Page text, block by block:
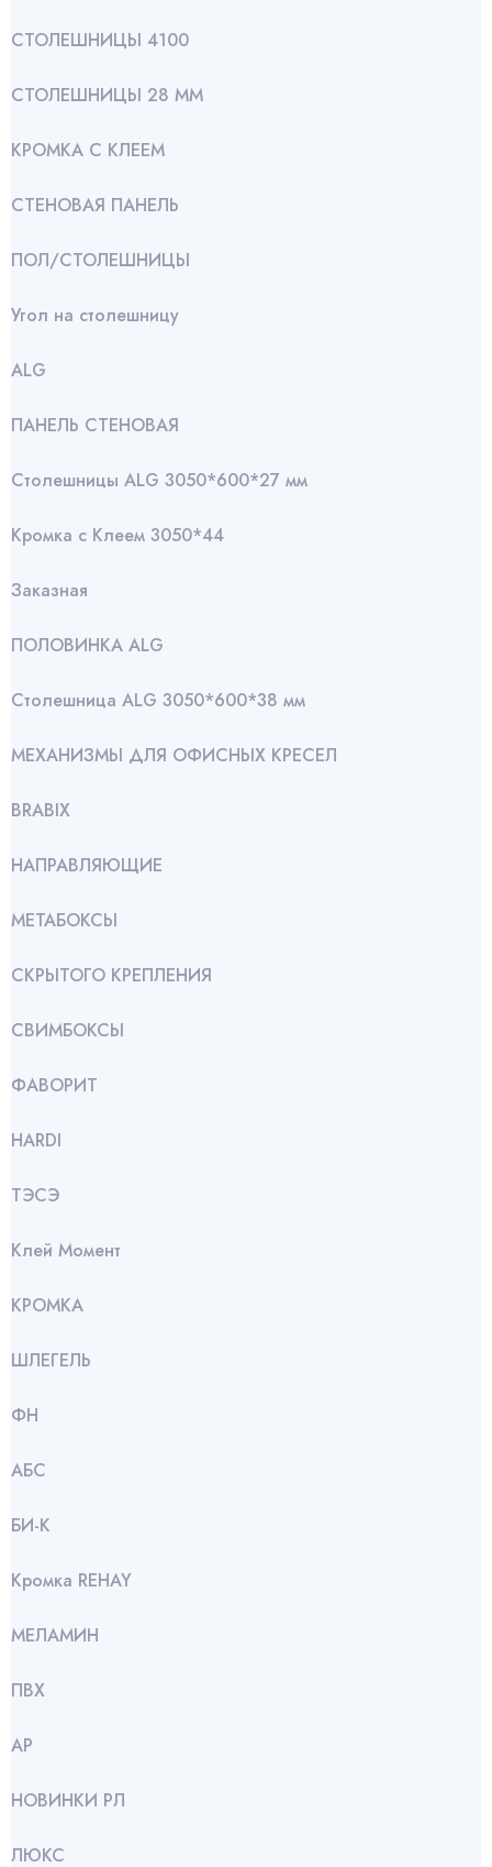
СТОЛЕШНИЦЫ 4100
СТОЛЕШНИЦЫ 28 ММ
КРОМКА С КЛЕЕМ
СТЕНОВАЯ ПАНЕЛЬ
ПОЛ/СТОЛЕШНИЦЫ
Угол на столешницу
АLG
ПАНЕЛЬ СТЕНОВАЯ
Столешницы ALG 3050*600*27 мм
Кромка с Клеем 3050*44
Заказная
ПОЛОВИНКА ALG
Столешница ALG 3050*600*38 мм
МЕХАНИЗМЫ ДЛЯ ОФИСНЫХ КРЕСЕЛ
BRABIX
НАПРАВЛЯЮЩИЕ
МЕТАБОКСЫ
СКРЫТОГО КРЕПЛЕНИЯ
СВИМБОКСЫ
ФАВОРИТ
HARDI
ТЭСЭ
Клей Момент
КРОМКА
ШЛЕГЕЛЬ
ФН
АБС
БИ-К
Кромка REHAY
МЕЛАМИН
ПВХ
АР
НОВИНКИ РЛ
ЛЮКС